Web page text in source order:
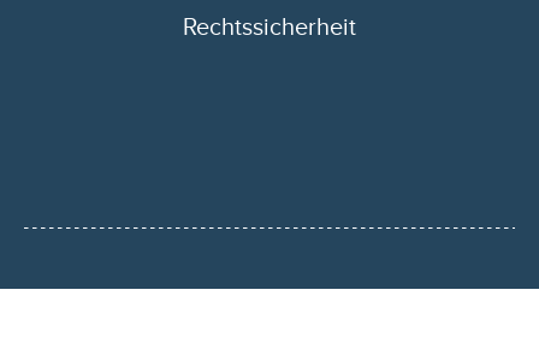
Rechts­sicherheit